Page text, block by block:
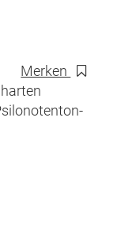
Merken